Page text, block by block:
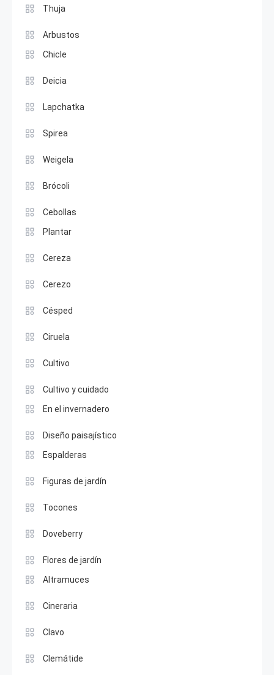
Thuja
Arbustos
Chicle
Deicia
Lapchatka
Spirea
Weigela
Brócoli
Cebollas
Plantar
Cereza
Cerezo
Césped
Ciruela
Cultivo
Cultivo y cuidado
En el invernadero
Diseño paisajístico
Espalderas
Figuras de jardín
Tocones
Doveberry
Flores de jardín
Altramuces
Cineraria
Clavo
Clemátide